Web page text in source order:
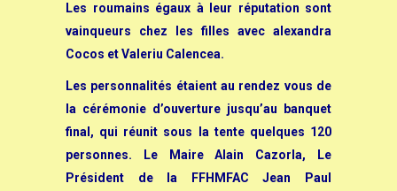
Les roumains égaux à leur réputation sont
vainqueurs chez les filles avec alexandra
Cocos et Valeriu Calencea.
Les personnalités étaient au rendez vous de
la cérémonie d’ouverture jusqu’au banquet
final, qui réunit sous la tente quelques 120
personnes. Le Maire Alain Cazorla, Le
Président de la FFHMFAC Jean Paul